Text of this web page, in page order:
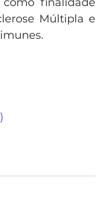
Múltipla e